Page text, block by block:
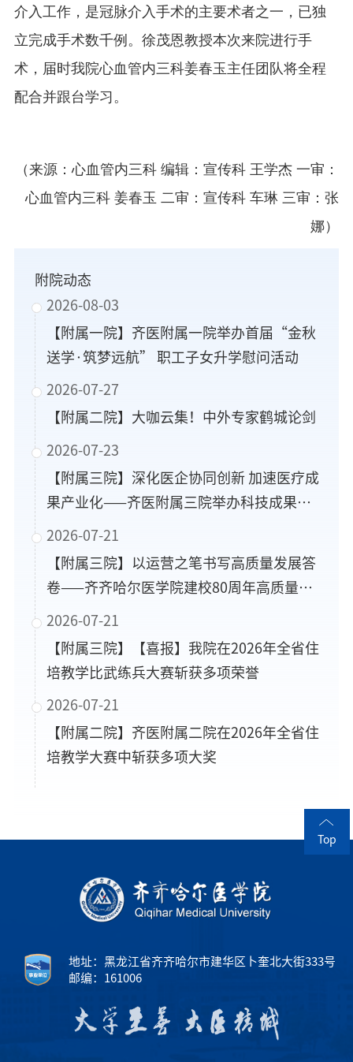
介入工作，是冠脉介入手术的主要术者之一，已独
立完成手术数千例。徐茂恩教授本次来院进行手
术，届时我院心血管内三科姜春玉主任团队将全程
配合并跟台学习。
（来源：心血管内三科 编辑：宣传科 王学杰 一审：
心血管内三科 姜春玉 二审：宣传科 车琳 三审：张
娜）
附院动态
2026-08-03
【附属一院】齐医附属一院举办首届“金秋
送学·筑梦远航” 职工子女升学慰问活动
2026-07-27
【附属二院】大咖云集！中外专家鹤城论剑
2026-07-23
【附属三院】深化医企协同创新 加速医疗成
果产业化——齐医附属三院举办科技成果转
化专题推进座谈会
2026-07-21
【附属三院】以运营之笔书写高质量发展答
卷——齐齐哈尔医学院建校80周年高质量创
新发展大会医院运营管理经验交流会在齐医
2026-07-21
【附属三院】【喜报】我院在2026年全省住
培教学比武练兵大赛斩获多项荣誉
2026-07-21
【附属二院】齐医附属二院在2026年全省住
培教学大赛中斩获多项大奖
Top
地址：黑龙江省齐齐哈尔市建华区卜奎北大街333号
邮编：161006